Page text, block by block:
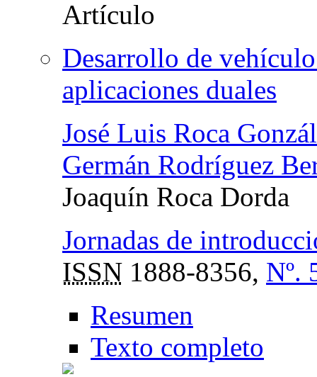
Desarrollo de
aplicaciones duales
José Luis Roca
Germán Rodríguez
Joaquín Roca Dorda
Jornadas de
ISSN 1888-8356, Nº.
Resumen
Texto completo